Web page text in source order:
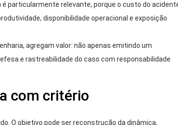
particularmente relevante, porque o custo do
disponibilidade operacional e exposição
agregam valor: não apenas emitindo um
e rastreabilidade do caso com responsabilidade
com critério
O objetivo pode ser reconstrução da dinâmica,